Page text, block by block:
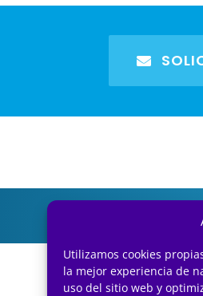
Utilizamos cookies
la mejor experiencia de
uso del sitio web y